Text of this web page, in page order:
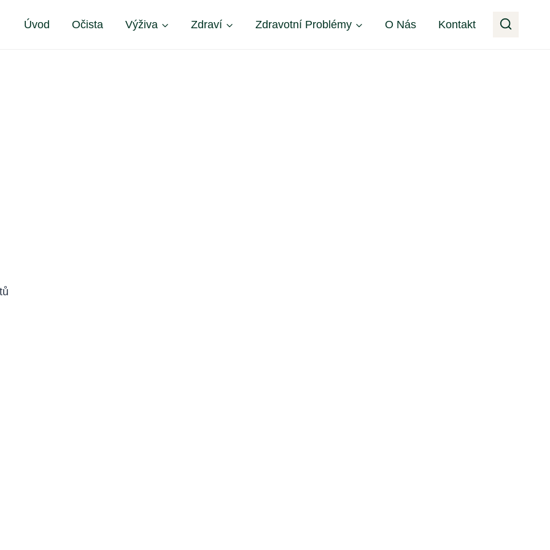
Úvod Očista Výživa Zdraví Zdravotní Problémy O Nás Kontakt